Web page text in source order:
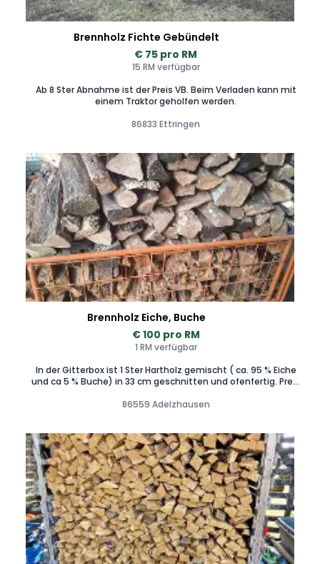
Brennholz Fichte Gebündelt
€ 75 pro RM
15 RM verfügbar
Ab 8 Ster Abnahme ist der Preis VB. Beim Verladen kann mit
einem Traktor geholfen werden.
86833 Ettringen
Brennholz Eiche, Buche
€ 100 pro RM
1 RM verfügbar
In der Gitterbox ist 1 Ster Hartholz gemischt ( ca. 95 % Eiche
und ca 5 % Buche) in 33 cm geschnitten und ofenfertig. Preis
ofenfertiges Hartholz. Bei zeitnaher Abholung gilt der
Liefergebühr wird nach Entfernung zum Lagerplatz in 86559
Adelzhausen berechnet.
86559 Adelzhausen